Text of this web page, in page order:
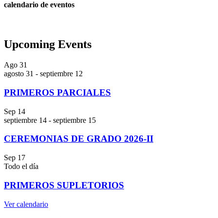
calendario de eventos
Upcoming Events
Ago 31
agosto 31 - septiembre 12
PRIMEROS PARCIALES
Sep 14
septiembre 14 - septiembre 15
CEREMONIAS DE GRADO 2026-II
Sep 17
Todo el día
PRIMEROS SUPLETORIOS
Ver calendario